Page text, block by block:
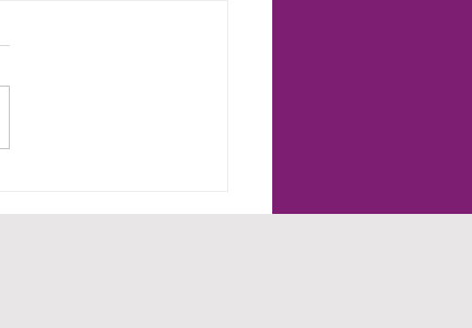
als Projekt gesehen“